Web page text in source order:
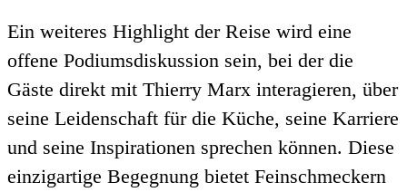
Ein weiteres Highlight der Reise wird eine
offene Podiumsdiskussion sein, bei der die
Gäste direkt mit Thierry Marx interagieren, über
seine Leidenschaft für die Küche, seine Karriere
und seine Inspirationen sprechen können. Diese
einzigartige Begegnung bietet Feinschmeckern